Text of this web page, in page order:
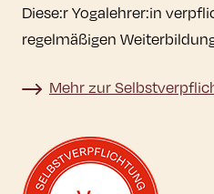
Diese:r Yogalehrer:in
regelmäßigen
Mehr zur
Mehr zur